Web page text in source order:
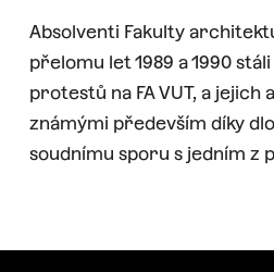
Absolventi Fakulty
přelomu let 1989 a 1990
protestů na FA VUT, a jejich
známými především díky
soudnímu sporu s jedním z